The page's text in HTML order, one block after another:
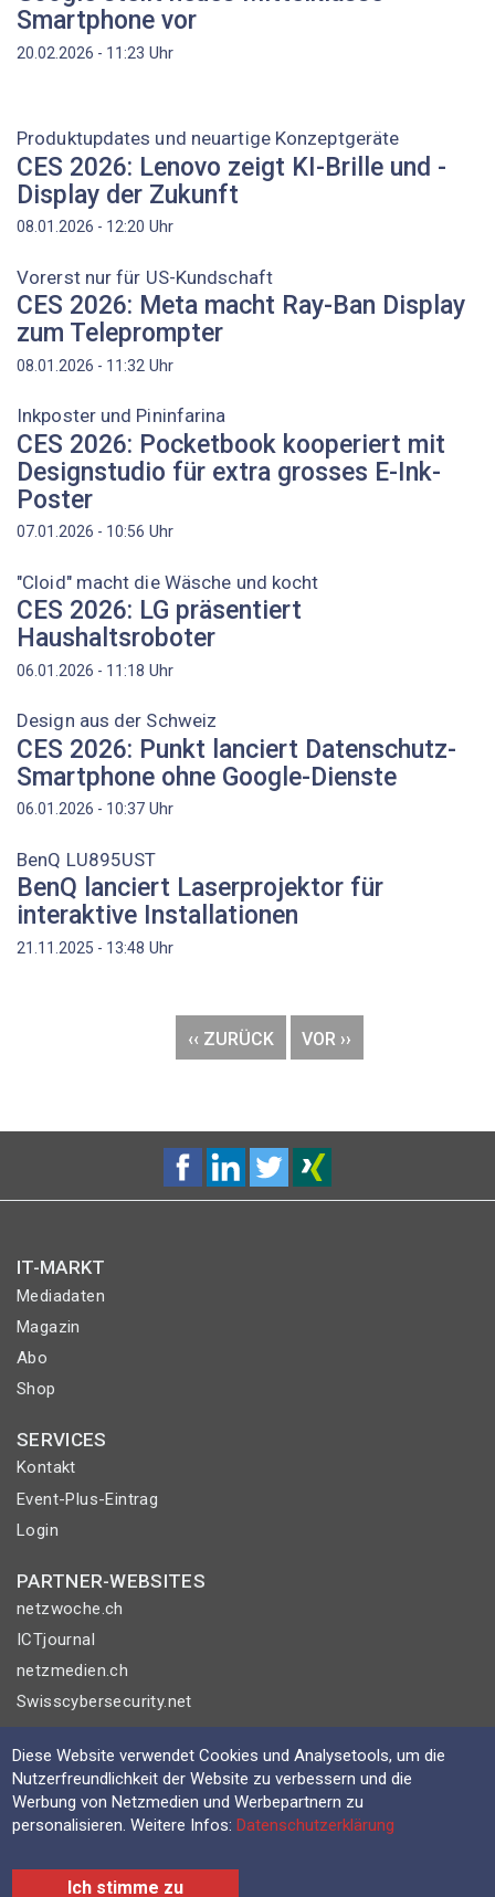
Smartphone vor
20.02.2026 - 11:23 Uhr
Produktupdates und neuartige Konzeptgeräte
CES 2026: Lenovo zeigt KI-Brille und -
Display der Zukunft
08.01.2026 - 12:20 Uhr
Vorerst nur für US-Kundschaft
CES 2026: Meta macht Ray-Ban Display
zum Teleprompter
08.01.2026 - 11:32 Uhr
Inkposter und Pininfarina
CES 2026: Pocketbook kooperiert mit
Designstudio für extra grosses E-Ink-
Poster
07.01.2026 - 10:56 Uhr
"Cloid" macht die Wäsche und kocht
CES 2026: LG präsentiert
Haushaltsroboter
06.01.2026 - 11:18 Uhr
Design aus der Schweiz
CES 2026: Punkt lanciert Datenschutz-
Smartphone ohne Google-Dienste
06.01.2026 - 10:37 Uhr
BenQ LU895UST
BenQ lanciert Laserprojektor für
interaktive Installationen
21.11.2025 - 13:48 Uhr
VORHERIGE
SEITE
‹‹ ZURÜCK
NÄCHSTE
SEITE
VOR ››
IT-MARKT
Mediadaten
Magazin
Abo
Shop
SERVICES
Kontakt
Event-Plus-Eintrag
Login
PARTNER-WEBSITES
netzwoche.ch
ICTjournal
netzmedien.ch
Swisscybersecurity.net
© NETZMEDIEN AG 2026
Impressum
AGB
Datenschutzerklärung
Diese Website verwendet Cookies und Analysetools, um die
Nutzerfreundlichkeit der Website zu verbessern und die
Werbung von Netzmedien und Werbepartnern zu
personalisieren. Weitere Infos:Datenschutzerklärung
Ich stimme zu